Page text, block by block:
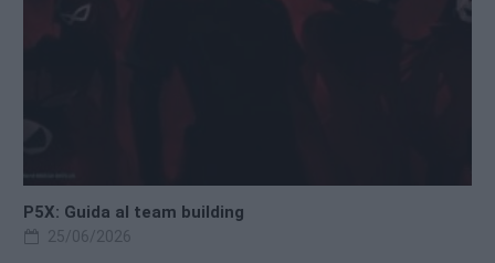
P5X: Guida al team building
25/06/2026